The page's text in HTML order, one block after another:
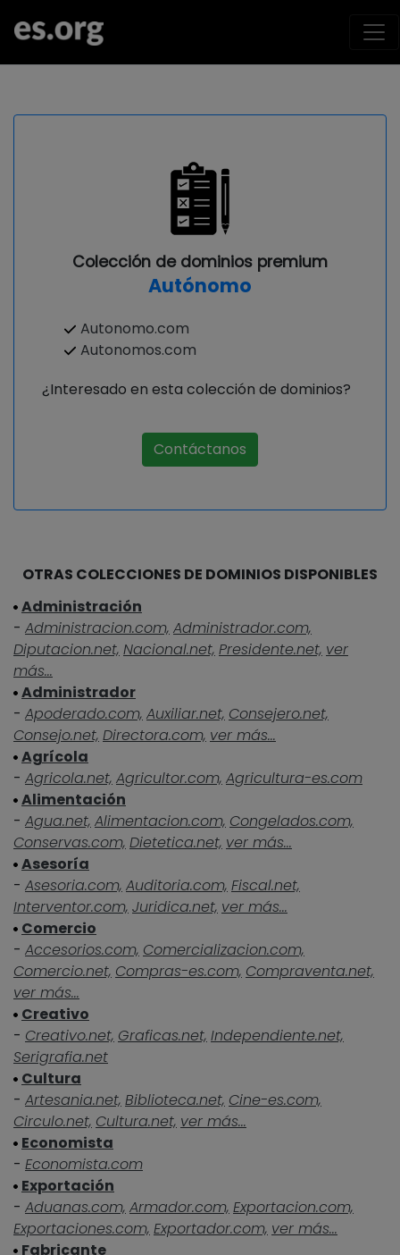
Colección de dominios premium
Autónomo
Autonomo.com
Autonomos.com
¿Interesado en esta colección de dominios?
Contáctanos
OTRAS COLECCIONES DE DOMINIOS DISPONIBLES
Administración
- Administracion.com, Administrador.com,
Diputacion.net, Nacional.net, Presidente.net, ver
más...
Administrador
- Apoderado.com, Auxiliar.net, Consejero.net,
Consejo.net, Directora.com, ver más...
Agrícola
- Agricola.net, Agricultor.com, Agricultura-es.com
Alimentación
- Agua.net, Alimentacion.com, Congelados.com,
Conservas.com, Dietetica.net, ver más...
Asesoría
- Asesoria.com, Auditoria.com, Fiscal.net,
Interventor.com, Juridica.net, ver más...
Comercio
- Accesorios.com, Comercializacion.com,
Comercio.net, Compras-es.com, Compraventa.net,
ver más...
Creativo
- Creativo.net, Graficas.net, Independiente.net,
Serigrafia.net
Cultura
- Artesania.net, Biblioteca.net, Cine-es.com,
Circulo.net, Cultura.net, ver más...
Economista
- Economista.com
Exportación
- Aduanas.com, Armador.com, Exportacion.com,
Exportaciones.com, Exportador.com, ver más...
Fabricante